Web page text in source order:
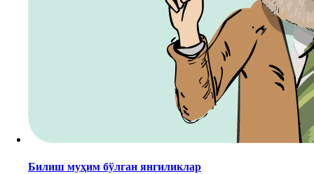
Билиш муҳим бўлган янгиликлар